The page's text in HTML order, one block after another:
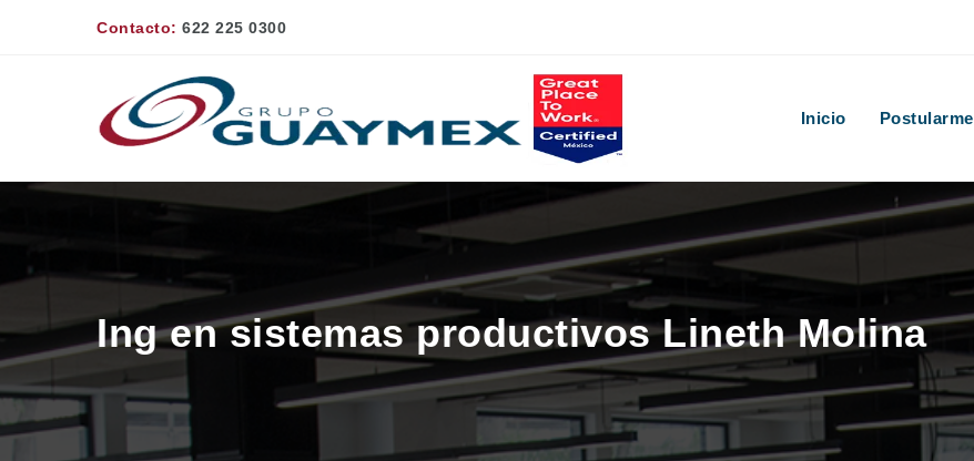
Contacto: 622 225 0300
Inicio Postularme
Ing en sistemas productivos Lineth Molina